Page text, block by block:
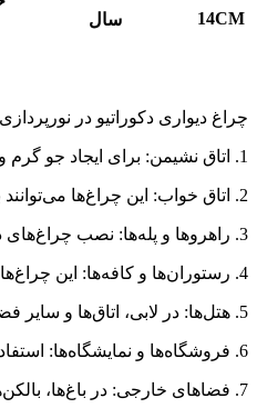
14CM سال
چراغ دیواری دکوراتیو در
1. اتاق نشیمن: برای ایجاد جو گرم و دلنشین، چراغ‌های دکوراتیو دیواری می‌توانند به عنوان نورپردازی مکمل یا اصلی استفاده شوند.
2. اتاق خواب: این چراغ‌ها می‌توانند به عنوان نور خواب یا نور مطالعه مورد استفاده قرار گیرند و فضایی آرامش‌بخش ایجاد کنند.
3. راهروها و پله‌ها: نصب چراغ‌های دکوراتیو در راهروها و کنار پله‌ها می‌تواند به بهبود ایمنی و زیبایی فضا کمک کند.
4. رستوران‌ها و کافه‌ها: این چراغ‌ها به عنوان عنصر دکوراتیو و نورپردازی در فضاهای عمومی مانند رستوران‌ها و کافه‌ها بسیار محبوب هستند.
5. هتل‌ها: در لابی، اتاق‌ها و سایر فضاهای عمومی هتل‌ها، چراغ‌های دکوراتیو می‌توانند به ایجاد فضایی لوکس و جذاب کمک کنند.
6. فروشگاه‌ها و نمایشگاه‌ها: استفاده از چراغ‌های دکوراتیو دیواری می‌تواند به جلب توجه مشتریان و نمایش محصولات کمک کند.
7. فضاهای خارجی: در باغ‌ها، بالکن‌ها و دیگر فضاهای بیرونی، این چراغ‌ها می‌توانند به زیباسازی و نورپردازی محیط کمک کنند.